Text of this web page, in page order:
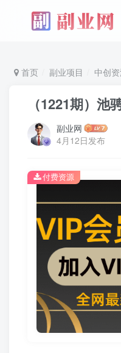
首页 副业项目 中创
（1221期）
副业网
4月12日发布
付费资源